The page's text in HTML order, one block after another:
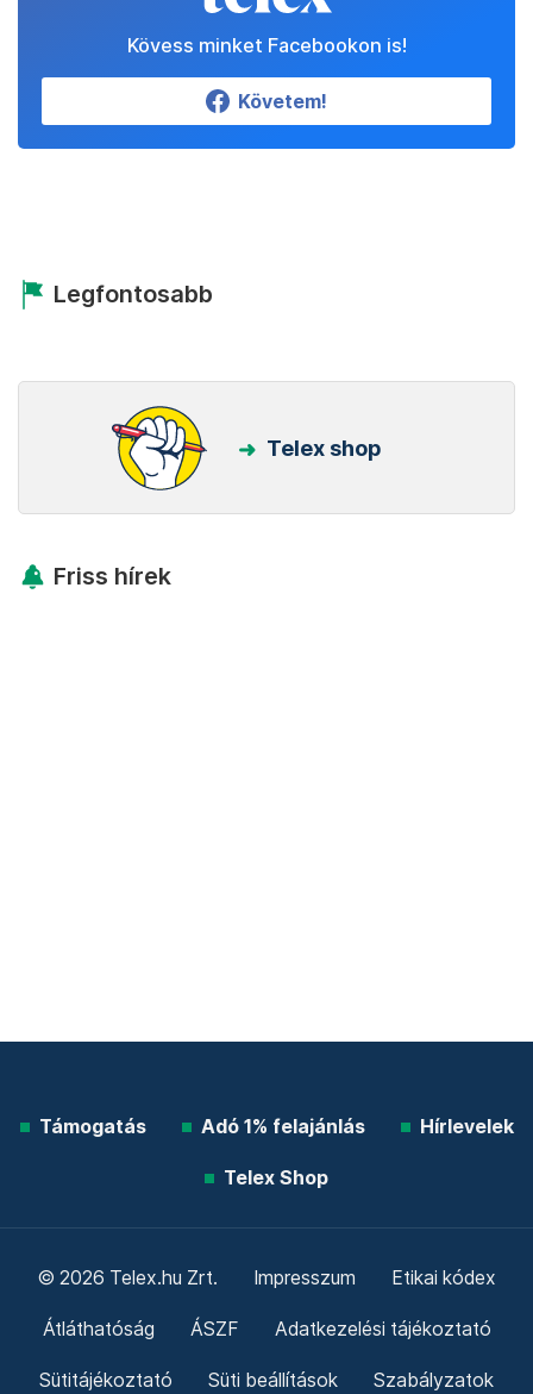
Kövess minket Facebookon is!
Követem!
Legfontosabb
Telex shop
Friss hírek
Támogatás Adó 1% felajánlás Hírlevelek
Telex Shop
© 2026 Telex.hu Zrt. Impresszum Etikai kódex
Átláthatóság ÁSZF Adatkezelési tájékoztató
Sütitájékoztató Süti beállítások Szabályzatok